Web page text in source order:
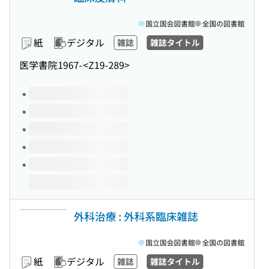
紙 デジタル 雑誌 雑誌タイトル
医学書院1967-<Z19-289>
国立国会図書館 全国の図書館
このタイトルの巻号
外科治療 : 外科系臨床雑誌
紙 デジタル 雑誌 雑誌タイトル
国立国会図書館 全国の図書館